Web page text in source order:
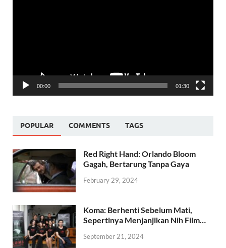
00:00 01:30
POPULAR COMMENTS TAGS
Red Right Hand: Orlando Bloom
Gagah, Bertarung Tanpa Gaya
February 29, 2024
Koma: Berhenti Sebelum Mati,
Sepertinya Menjanjikan Nih Film…
September 21, 2024